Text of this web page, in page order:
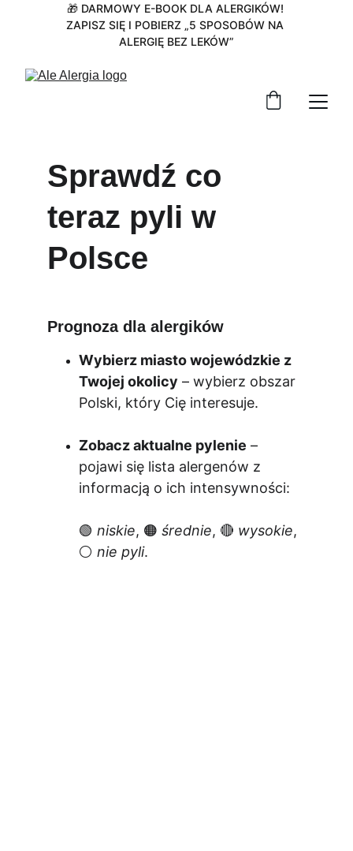
🎁 DARMOWY E-BOOK DLA ALERGIKÓW!
ZAPISZ SIĘ I POBIERZ „5 SPOSOBÓW NA
ALERGIĘ BEZ LEKÓW”
Sprawdź co
teraz pyli w
Polsce
Prognoza dla alergików
Wybierz miasto wojewódzkie z
Twojej okolicy – wybierz obszar
Polski, który Cię interesuje.
Zobacz aktualne pylenie –
pojawi się lista alergenów z
informacją o ich intensywności:
🟢 niskie, 🟠 średnie, 🔴 wysokie,
⚪️ nie pyli.